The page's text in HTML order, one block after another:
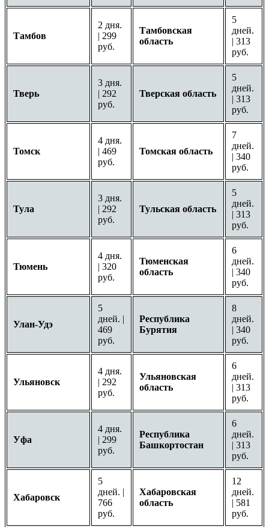
Тамбов
2 дня.
| 299
руб.
Тамбовская
область
5
дней.
| 313
руб.
Тверь
3 дня.
| 292
руб.
Тверская область
5
дней.
| 313
руб.
Томск
4 дня.
| 469
руб.
Томская область
7
дней.
| 340
руб.
Тула
3 дня.
| 292
руб.
Тульская область
5
дней.
| 313
руб.
Тюмень
4 дня.
| 320
руб.
Тюменская
область
6
дней.
| 340
руб.
Улан-Удэ
5
дней. |
469
руб.
Республика
Бурятия
8
дней.
| 340
руб.
Ульяновск
4 дня.
| 292
руб.
Ульяновская
область
6
дней.
| 313
руб.
Уфа
4 дня.
| 299
руб.
Республика
Башкортостан
6
дней.
| 313
руб.
Хабаровск
5
дней. |
766
руб.
Хабаровская
область
12
дней.
| 581
руб.